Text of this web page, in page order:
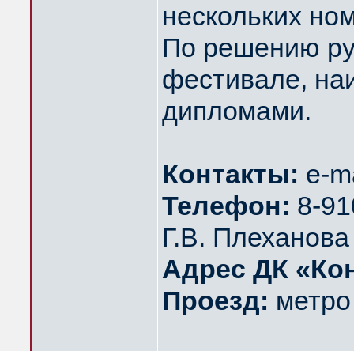
нескольких
По решению
фестивале,
дипломами.
Контакты: e-
Телефон: 8-
Г.В.
Адрес ДК
Проезд: